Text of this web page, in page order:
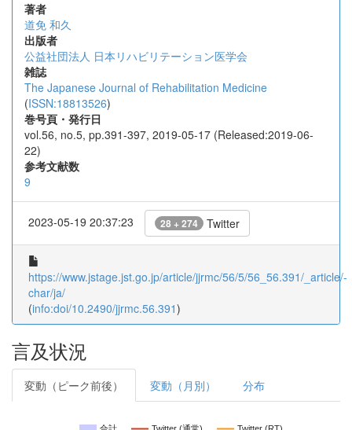
著者
道免 和久
出版者
公益社団法人 日本リハビリテーション医学会
雑誌
The Japanese Journal of Rehabilitation Medicine
(ISSN:18813526)
巻号頁・発行日
vol.56, no.5, pp.391-397, 2019-05-17 (Released:2019-06-
22)
参考文献数
9
2023-05-19 20:37:23 28 + 274 Twitter
https://www.jstage.jst.go.jp/article/jjrmc/56/5/56_56.391/_article/-
char/ja/
(info:doi/10.2490/jjrmc.56.391)
言及状況
変動（ピーク前後） 変動（月別） 分布